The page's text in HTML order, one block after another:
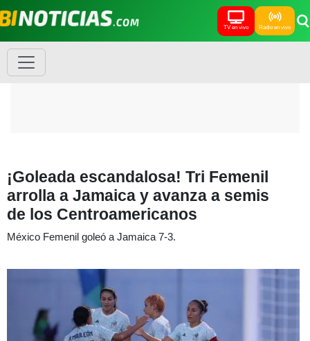
TV en vivo Radio en vivo
¡Goleada escandalosa! Tri Femenil
arrolla a Jamaica y avanza a semis
de los Centroamericanos
México Femenil goleó a Jamaica 7-3.